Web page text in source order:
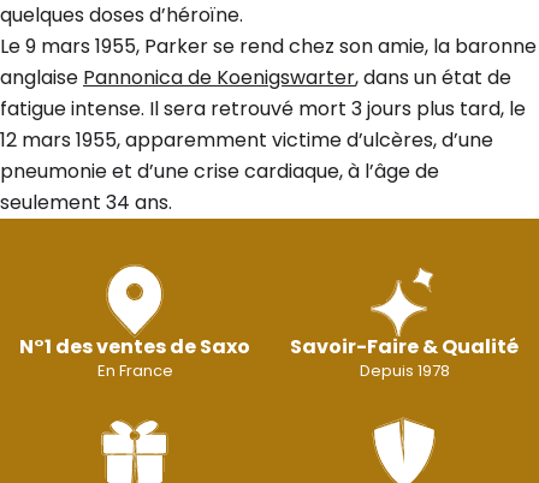
quelques doses d’héroïne.
Le 9 mars 1955, Parker se rend chez son amie, la baronne
anglaise Pannonica de Koenigswarter, dans un état de
fatigue intense. Il sera retrouvé mort 3 jours plus tard, le
12 mars 1955, apparemment victime d’ulcères, d’une
pneumonie et d’une crise cardiaque, à l’âge de
seulement 34 ans.
N°1 des ventes de Saxo
En France
Savoir-Faire & Qualité
Depuis 1978